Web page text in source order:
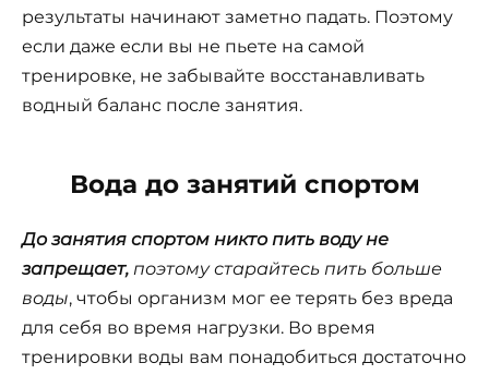
результаты начинают заметно падать. Поэтому
если даже если вы не пьете на самой
тренировке, не забывайте восстанавливать
водный баланс после занятия.
Вода до занятий спортом
До занятия спортом никто пить воду не
запрещает, поэтому старайтесь пить больше
воды, чтобы организм мог ее терять без вреда
для себя во время нагрузки. Во время
тренировки воды вам понадобиться достаточно